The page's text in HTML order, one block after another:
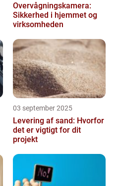
Overvågningskamera:
Sikkerhed i hjemmet og
virksomheden
03 september 2025
Levering af sand: Hvorfor
det er vigtigt for dit
projekt